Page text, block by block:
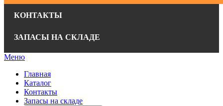
КОНТАКТЫ
ЗАПАСЫ НА СКЛАДЕ
Меню
Главная
Каталог
Контакты
Запасы на складе